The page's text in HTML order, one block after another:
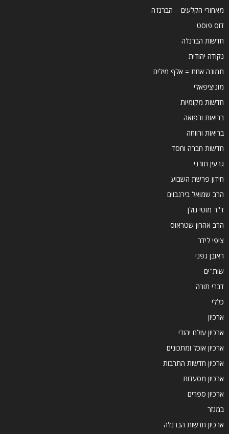
מאחורי הקלעים – הברנז'ה
דוס פוסט
חדשות הברנז'ה
נקודה יהודית
תמונה אחת = אלף מילים
מוניציפאלי
חדשות מקומיות
בריאות ורפואה
בריאות ורווחה
חדשות חברה וחסד
גרעין תורני
חידון פרשת השבוע
הרב שמואל בירנבוים
ד''ר מוטי גולן
הרב אהרון שטראוס
ציפי לידר
ראובן גפני
שות"ים
דברי תורה
כללי
ארכיון
ארכיון עולם יהודי
ארכיון אוכל ומתכונים
ארכיון חדשות התרבות
ארכיון מסעדות
ארכיון ספרים
במגזר
ארכיון חדשות הברנז'ה